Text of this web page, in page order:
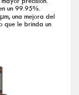
un 99.95%.
una mejora del
que le brinda un